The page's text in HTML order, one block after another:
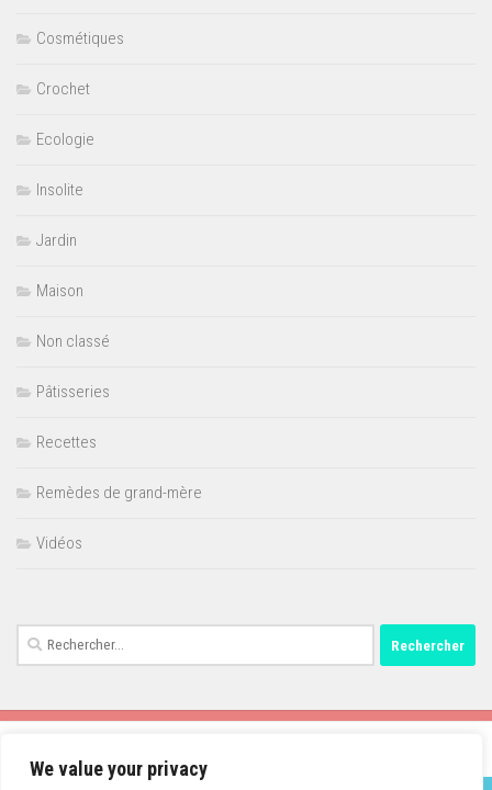
We value your privacy
Cosmétiques
Crochet
Ecologie
Insolite
Jardin
Maison
Non classé
Pâtisseries
Recettes
Remèdes de grand-mère
Vidéos
Rechercher :